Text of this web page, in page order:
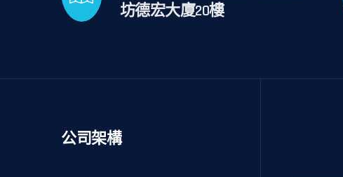
坊德宏大廈20樓
公司架構